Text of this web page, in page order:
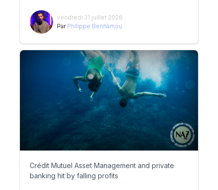
vendredi 31 juillet 2026
Par Philippe Benhamou
Crédit Mutuel Asset Management and private
banking hit by falling profits